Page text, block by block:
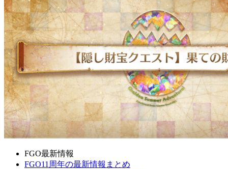
FGO最新情報
FGO11周年の最新情報まとめ